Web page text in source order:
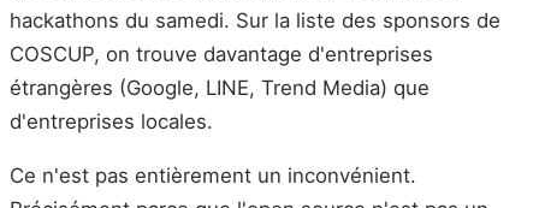
hackathons du samedi. Sur la liste des sponsors de
COSCUP, on trouve davantage d'entreprises
étrangères (Google, LINE, Trend Media) que
d'entreprises locales.
Ce n'est pas entièrement un inconvénient.